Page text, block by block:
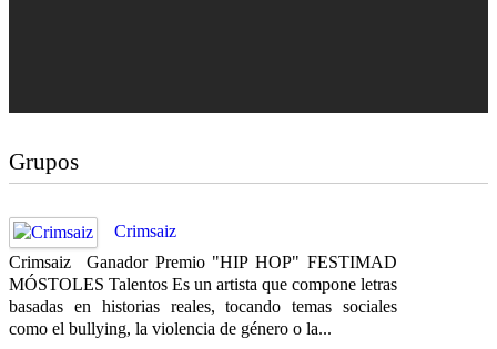
Grupos
Crimsaiz
Crimsaiz Ganador Premio "HIP HOP" FESTIMAD
MÓSTOLES Talentos Es un artista que compone letras
basadas en historias reales, tocando temas sociales
como el bullying, la violencia de género o la...